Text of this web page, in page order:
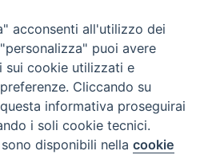
Ordinariato Militare per l'Italia
Salita del Grillo, 37 - 00184 Roma
tel. 06.6795100
Preferenze Cookie
acconsenti all'utilizzo dei
puoi avere
sui cookie utilizzati e
Cliccando su
informativa proseguirai
i soli cookie tecnici.
disponibili nellacookie